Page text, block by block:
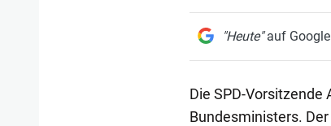
"Heute"auf
Die SPD-
Bundesministers.